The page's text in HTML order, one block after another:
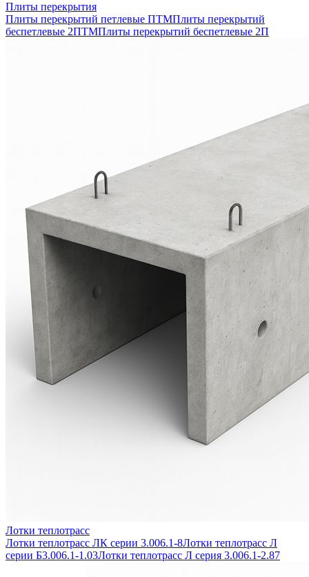
Плиты перекрытия
Плиты перекрытий петлевые ПТМПлиты перекрытий
беспетлевые 2ПТМПлиты перекрытий беспетлевые 2П
Лотки теплотрасс
Лотки теплотрасс ЛК серии 3.006.1-8Лотки теплотрасс Л
серии Б3.006.1-1.03Лотки теплотрасс Л серия 3.006.1-2.87